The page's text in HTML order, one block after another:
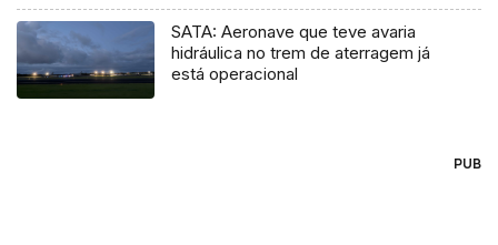
SATA: Aeronave que teve avaria
hidráulica no trem de aterragem já
está operacional
PUB